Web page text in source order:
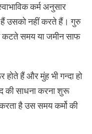
कर्म अनुसार
उसको नहीं करते हैं। गुरु
समय या जमीन साफ
हैं और मुंह भी गन्दा हो
की साधना करना शुरू
है उस समय कर्मो की